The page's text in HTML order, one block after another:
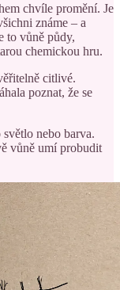
chvíle promění. Je
známe – a
to vůně půdy,
chemickou hru.
citlivé.
poznat, že se
světlo nebo barva.
vůně umí probudit